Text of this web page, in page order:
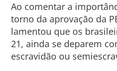
Ao comentar a
torno da aprovação da
lamentou que os
21, ainda se deparem
escravidão ou